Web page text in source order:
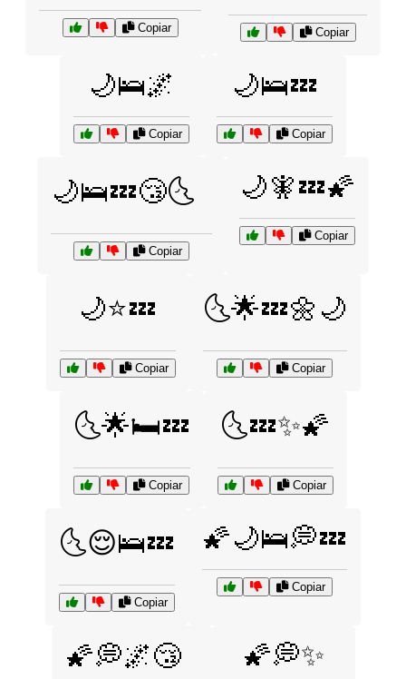
Copiar Copiar
🌙🛌🌌
Copiar
🌙🛌💤
Copiar
🌙🛌💤😴🌜
Copiar
🌙🧚💤🌠
Copiar
🌙⭐💤
Copiar
🌜🌟💤🌼🌙
Copiar
🌜🌟🛏️💤
Copiar
🌜💤✨🌠
Copiar
🌜😌🛌💤
Copiar
🌠🌙🛌💭💤
Copiar
🌠💭🌌😴 🌠💭✨